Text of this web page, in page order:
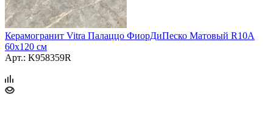
Керамогранит Vitra Палаццо ФиорДиПеско Матовый R10A
60x120 см
Арт.: K958359R